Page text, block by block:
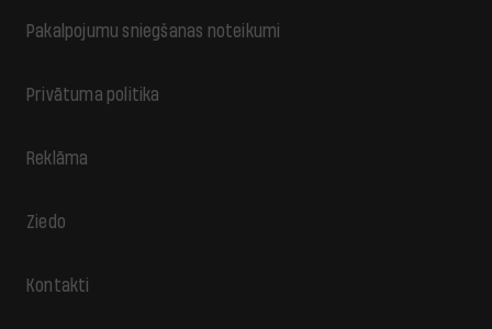
Pakalpojumu sniegšanas noteikumi
Privātuma politika
Reklāma
Ziedo
Kontakti